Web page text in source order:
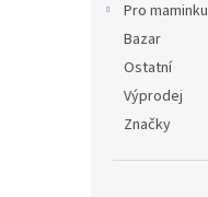
Pro maminku
Bazar
Ostatní
Výprodej
Značky